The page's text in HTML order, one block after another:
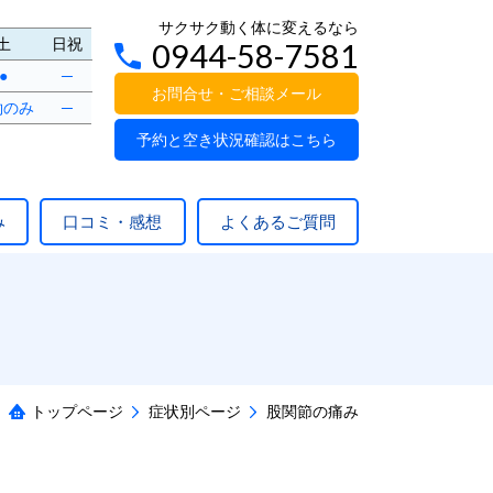
日祝
●
─
み
─
サクサク動く体に変えるなら
0944-58-7581
お問合せ・ご相談メール
予約と空き状況確認はこちら
口コミ・感想 よくあるご質問
トップページ 症状別ページ 股関節の痛み